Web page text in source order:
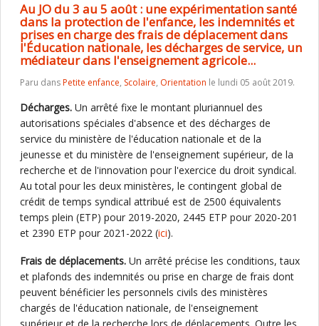
Au JO du 3 au 5 août : une expérimentation santé
dans la protection de l'enfance, les indemnités et
prises en charge des frais de déplacement dans
l'Éducation nationale, les décharges de service, un
médiateur dans l'enseignement agricole...
Paru dansPetite enfance, Scolaire, Orientation le lundi 05 août 2019.
Décharges. Un arrêté fixe le montant pluriannuel des
autorisations spéciales d'absence et des décharges de
service du ministère de l'éducation nationale et de la
jeunesse et du ministère de l'enseignement supérieur, de la
recherche et de l'innovation pour l'exercice du droit syndical.
Au total pour les deux ministères, le contingent global de
crédit de temps syndical attribué est de 2500 équivalents
temps plein (ETP) pour 2019-2020, 2445 ETP pour 2020-201
et 2390 ETP pour 2021-2022 (ici).
Frais de déplacements. Un arrêté précise les conditions, taux
et plafonds des indemnités ou prise en charge de frais dont
peuvent bénéficier les personnels civils des ministères
chargés de l'éducation nationale, de l'enseignement